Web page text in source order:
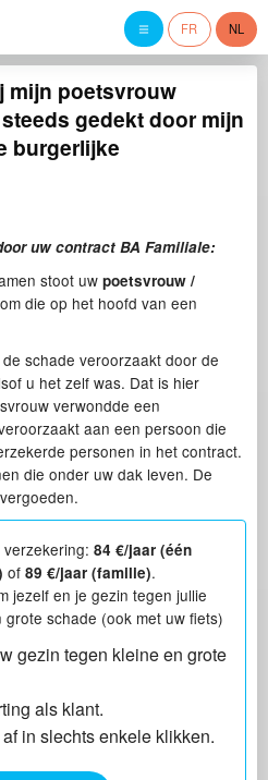
FR NL
mijn poetsvrouw
gedekt door mijn
burgerlijke
uw contract BA Familiale:
stoot uw poetsvrouw /
die op het hoofd van een
schade veroorzaakt door de
u het zelf was. Dat is hier
verwondde een
aan een persoon die
personen in het contract.
die onder uw dak leven. De
verzekering: 84 €/jaar (één
of 89 €/jaar (familie).
jezelf en je gezin tegen jullie
grote schade (ook met uw fiets)
gezin tegen kleine en grote
als klant.
in slechts enkele klikken.